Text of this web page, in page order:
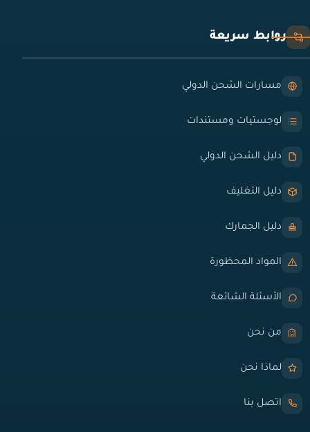
روابط سريعة
مسارات الشحن الدولي
لوجستيات ومستندات
دليل الشحن الدولي
دليل التغليف
دليل الجمارك
المواد المحظورة
الأسئلة الشائعة
من نحن
لماذا نحن
اتصل بنا